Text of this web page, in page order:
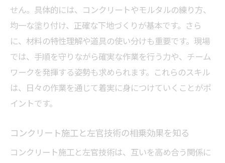
左官キャリア形成に役立つ実践的アドバイ
ス
愛知県の左官現場で求められる対応力とは
現場で求められる左官の専門性とは
左官の専門技術が現場で重視される理由
愛知県現場で活かす左官の実践知識
専門性を磨く左官の現場コミュニケーショ
せん。具体的には、コンクリートやモルタルの練り方、
均一な塗り付け、正確な下地づくりが基本です。さら
に、材料の特性理解や道具の使い分けも重要です。現場
では、手順を守りながら確実な作業を行う力や、チーム
ワークを発揮する姿勢も求められます。これらのスキル
は、日々の作業を通じて着実に身につけていくことがポ
イントです。
コンクリート施工と左官技術の相乗効果を知る
コンクリート施工と左官技術は、互いを高め合う関係に